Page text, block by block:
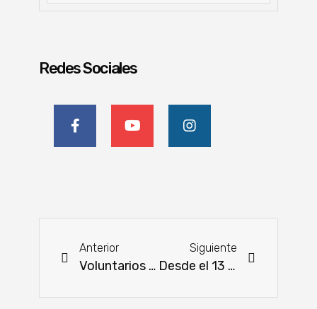
Redes Sociales
Anterior
Voluntarios de Equifax se capacitan para impulsar la décima edición del programa “Economía para el Éxito”
Siguiente
Desde el 13 de agosto, expertos internacionales se reúnen en Naranjal por la canola